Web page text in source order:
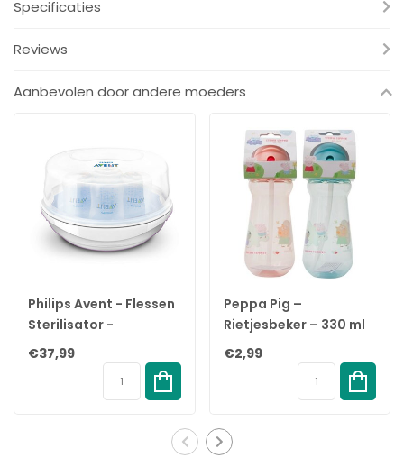
zorgt voor comfortabel voeden.Wanneer je baby een meer
verwijderen. Het voeden is dan vergelijkbaar met de meeste
colic Bottle van 270 ml met ventielsysteem, speen fase 3 en een
Sippy Spout.
Specificatie's:
Merk:Dr. Brown's
Productsoort:Options + Bottle to Sippy starterkit BH
Inhoud:1 x 270ml Options + Bottle met ventiel systeem, Speen
Specificaties
Reviews
Aanbevolen door andere moeders
Philips Avent - Flessen
Sterilisator -
Magnetron
Sterilisator
€37,99
Peppa Pig –
Rietjesbeker – 330 ml
– Roze/Blauw - 6+
maanden
€2,99